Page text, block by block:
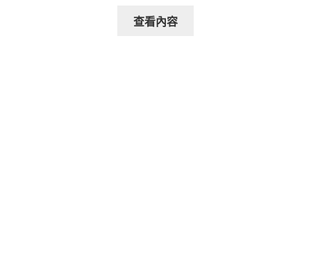
查看內容